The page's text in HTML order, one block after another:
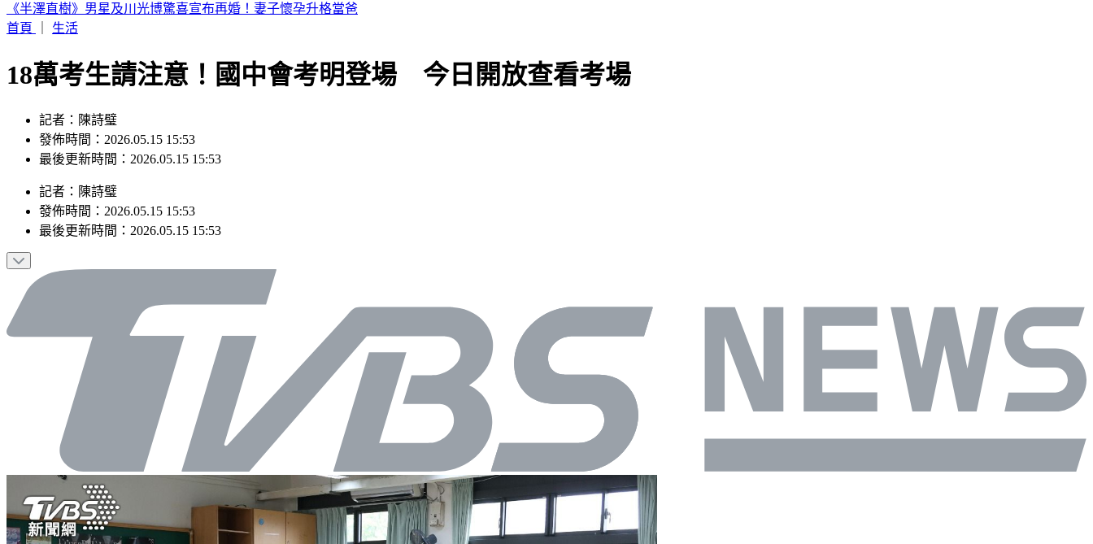
台中今晚送肉粽！恰逢王功漁火節 喪家急喊「莫恐慌」曝送煞路線
首頁
生活
18萬考生請注意！國中會考明登場 今日開放查看考場
記者：陳詩璧
發佈時間：2026.05.15 15:53
最後更新時間：2026.05.15 15:53
記者 ： 陳詩璧
發佈時間： 2026.05.15 15:53
最後更新時間： 2026.05.15 15:53